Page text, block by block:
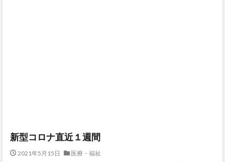
新型コロナ直近１週間
2021年5月15日 医療・福祉